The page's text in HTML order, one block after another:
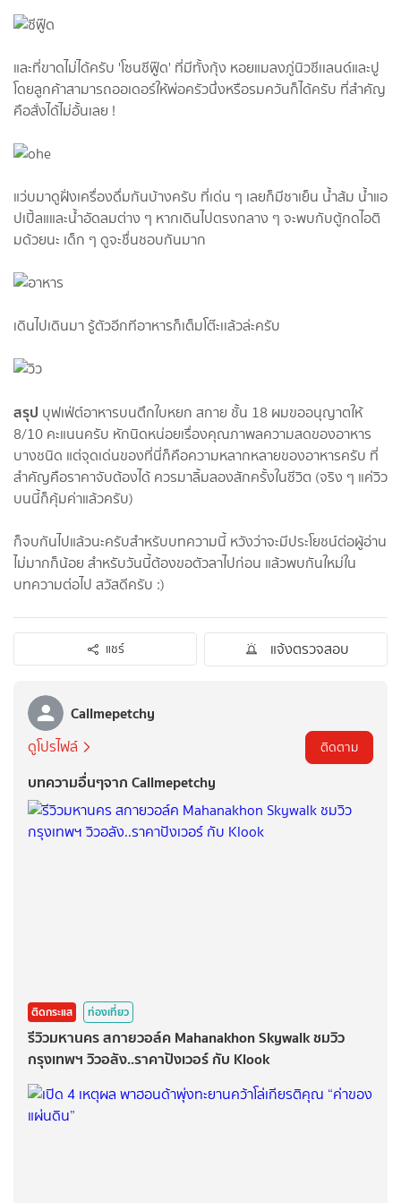
และที่ขาดไม่ได้ครับ 'โซนซีฟู๊ด' ที่มีทั้งกุ้ง หอยแมลงภู่นิวซีเเลนด์และปู
โดยลูกค้าสามารถออเดอร์ให้พ่อครัวนึ่งหรือรมควันก็ได้ครับ ที่สำคัญ
คือสั่งได้ไม่อั้นเลย !
แว่บมาดูฝั่งเครื่องดื่มกันบ้างครับ ที่เด่น ๆ เลยก็มีชาเย็น น้ำส้ม น้ำแอ
ปเปิ้ลแและน้ำอัดลมต่าง ๆ หากเดินไปตรงกลาง ๆ จะพบกับตู้กดไอติ
มด้วยนะ เด็ก ๆ ดูจะชื่นชอบกันมาก
เดินไปเดินมา รู้ตัวอีกทีอาหารก็เต็มโต๊ะเเล้วล่ะครับ
สรุป บุฟเฟ่ต์อาหารบนตึกใบหยก สกาย ชั้น 18 ผมขออนุญาตให้
8/10 คะแนนครับ หักนิดหน่อยเรื่องคุณภาพลความสดของอาหาร
บางชนิด แต่จุดเด่นของที่นี่ก็คือความหลากหลายของอาหารครับ ที่
สำคัญคือราคาจับต้องได้ ควรมาลิ้มลองสักครั้งในชีวิต (จริง ๆ แค่วิว
บนนี้ก็คุ้มค่าแล้วครับ)
ก็จบกันไปแล้วนะครับสำหรับบทความนี้ หวังว่าจะมีประโยชน์ต่อผู้อ่าน
ไม่มากก็น้อย สำหรับวันนี้ต้องขอตัวลาไปก่อน แล้วพบกันใหม่ใน
บทความต่อไป สวัสดีครับ :)
แชร์ แจ้งตรวจสอบ
Callmepetchy
ดูโปรไฟล์ ติดตาม
บทความอื่นๆจาก Callmepetchy
ติดกระแส ท่องเที่ยว
รีวิวมหานคร สกายวอล์ค Mahanakhon Skywalk ชมวิว
กรุงเทพฯ วิวอลัง..ราคาปังเวอร์ กับ Klook